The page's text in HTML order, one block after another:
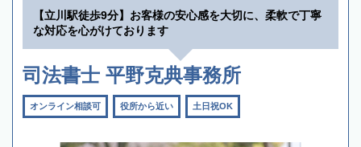
【立川駅徒歩9分】お客様の安心感を大切に、柔軟で丁寧
な対応を心がけております
司法書士 平野克典事務所
オンライン相談可 役所から近い 土日祝OK